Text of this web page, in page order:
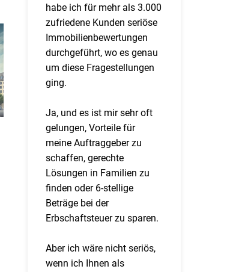
habe ich für mehr als 3.000
zufriedene Kunden seriöse
Immobilienbewertungen
durchgeführt, wo es genau
um diese Fragestellungen
ging.
Ja, und es ist mir sehr oft
gelungen, Vorteile für
meine Auftraggeber zu
schaffen, gerechte
Lösungen in Familien zu
finden oder 6-stellige
Beträge bei der
Erbschaftsteuer zu sparen.
Aber ich wäre nicht seriös,
wenn ich Ihnen als